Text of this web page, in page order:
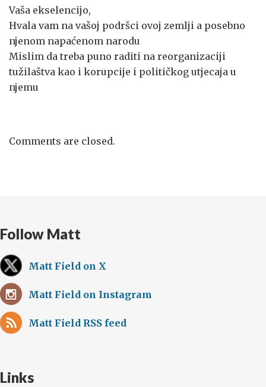
Vaša ekselencijo,
Hvala vam na vašoj podršci ovoj zemlji a posebno
njenom napaćenom narodu
Mislim da treba puno raditi na reorganizaciji
tužilaštva kao i korupcije i političkog utjecaja u
njemu
Comments are closed.
Follow Matt
Matt Field on X
Matt Field on Instagram
Matt Field RSS feed
Links